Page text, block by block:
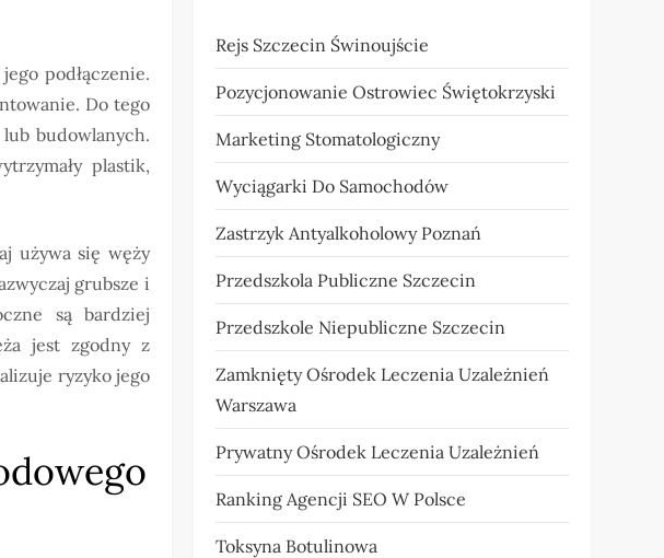
podłączenie.
Do tego
budowlanych.
plastik,
używa się węży
grubsze i
są bardziej
jest zgodny z
ryzyko jego
Rejs Szczecin Świnoujście
Pozycjonowanie Ostrowiec Świętokrzyski
Marketing Stomatologiczny
Wyciągarki Do Samochodów
Zastrzyk Antyalkoholowy Poznań
Przedszkola Publiczne Szczecin
Przedszkole Niepubliczne Szczecin
Zamknięty Ośrodek Leczenia Uzależnień
Warszawa
Prywatny Ośrodek Leczenia Uzależnień
Ranking Agencji SEO W Polsce
Toksyna Botulinowa